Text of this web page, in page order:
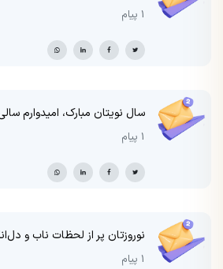
1 پیام
سال نویتان مبارک، امیدوارم
1 پیام
نوروزتان پر از لحظات ناب و
1 پیام